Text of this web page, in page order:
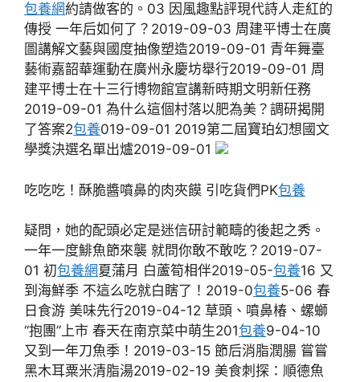
包養網約請做客的。03 因風趣點評現代詩人走紅的
傳授 一年后如何了？2019-09-03 周建平博士在廣
圖講解文藝與國度抽像塑造2019-09-01 青年舞臺
藝術嘉韶華運動在廣州永慶坊舉行2019-09-01 周
建平博士在十三行博物館宣講新時期文明新任務
2019-09-01 為什么這個村落以肥為美？調研揭開
了答案2包養019-09-01 2019第二屆寶珀幻想國文
學獎決選名單出爐2019-09-01
吃吃吃！酥脆醬噴鼻的肉夾饃 引吃貨們PK包養
疑問，她的配頭必定是迷信研討範疇的後起之秀。
一年一度鯡魚節來襲 就問你敢不敢吃？2019-07-
01 初包養網夏蒲月 白蘆筍相伴2019-05-包養16 又
到海鮮季 不這么吃就白瞎了！2019-0包養5-06 春
日食游 美味先行2019-04-12 草頭、噴鼻椿、螺螄
“抱團”上市 春天在南京菜中萌生201包養9-04-10
又到一年刀魚季！2019-03-15 節后消脂潤腸 嘗嘗
黑木耳粟米清脂湯2019-02-19 美食刺探：順德魚